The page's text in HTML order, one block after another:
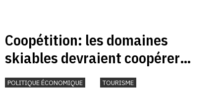
Coopétition: les domaines
skiables devraient coopérer
davantage
POLITIQUE ÉCONOMIQUE TOURISME